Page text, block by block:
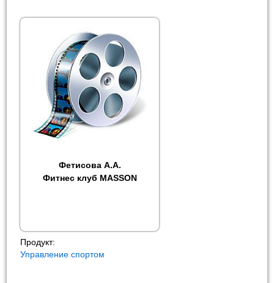
Фетисова А.А.
Фитнес клуб MASSON
Продукт:
Управление спортом